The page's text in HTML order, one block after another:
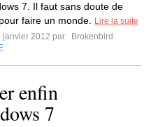
7. Il faut sans doute de
faire un monde.
Lire la suite
janvier 2012 par
Brokenbird
enfin
7